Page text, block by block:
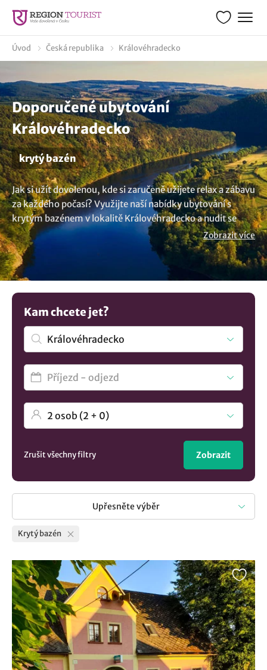
Úvod Česká republika Královéhradecko
Doporučené ubytování
Královéhradecko
krytý bazén
Jak si užít dovolenou, kde si zaručeně užijete relax a zábavu
za každého počasí? Využijte naší nabídky ubytování s
krytým bazénem v lokalitě Královéhradecko a nudit se
nebudete ani za ošklivého počasí. Krytý bazén je ideální
volba pro všechny, kteří si chtějí užít osvěžující plavání a
bezstarostný odpočinek. A víte, že krytý bazén může mít i
protiproud nebo slanou vodu? Zajímavá vás kompletní
seznamubytování v lokalitě Královéhradecko.? U nás si
Zobrazit více
Kam chcete jet?
Zrušit všechny filtry Zobrazit
Upřesněte výběr
Krytý bazén